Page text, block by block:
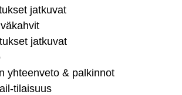
jatkuvat
jatkuvat
yhteenveto & palkinnot
tilaisuus